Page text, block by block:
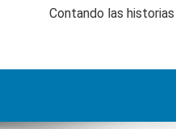
Contando las